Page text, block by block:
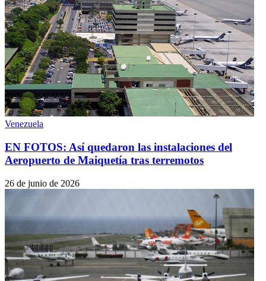
Venezuela
EN FOTOS: Así quedaron las instalaciones del
Aeropuerto de Maiquetía tras terremotos
26 de junio de 2026